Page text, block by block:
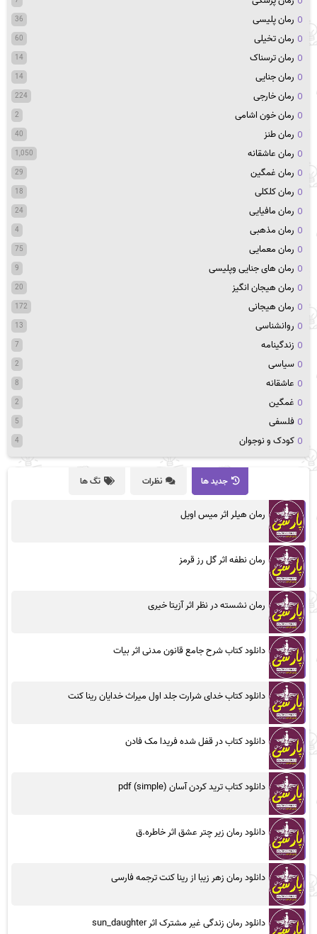
رمان پلیسی 36
رمان تخیلی 60
رمان ترسناک 14
رمان جنایی 14
رمان خارجی 224
رمان خون اشامی 2
رمان طنز 40
رمان عاشقانه 1,050
رمان غمگین 29
رمان کلکلی 18
رمان مافیایی 24
رمان مذهبی 4
رمان معمایی 75
رمان های جنایی وپلیسی 9
رمان هیجان انگیز 20
رمان هیجانی 172
روانشناسی 13
زندگینامه 7
سیاسی 2
عاشقانه 8
غمگین 2
فلسفی 5
کودک و نوجوان 4
جدید ها نظرات تگ ها
رمان هیلر اثر میس اویل
رمان نطفه اثر گل رز قرمز
رمان نشسته در نظر اثر آزیتا خیری
دانلود کتاب شرح جامع قانون مدنی اثر بیات
دانلود کتاب خدای شرارت جلد اول میراث خدایان رینا کنت
دانلود کتاب در قفل شده فریدا مک فادن
دانلود کتاب ترید کردن آسان (simple) pdf
دانلود رمان زیر چتر عشق اثر خاطره.ق
دانلود رمان زهر زیبا از رینا کنت ترجمه فارسی
دانلود رمان زندگی غیر مشترک اثر sun_daughter